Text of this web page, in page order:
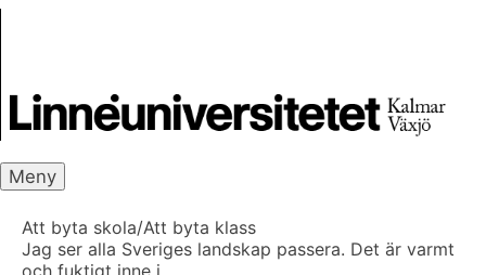
Meny
Att byta skola/Att byta klass
Jag ser alla Sveriges landskap passera. Det är varmt
och fuktigt inne i